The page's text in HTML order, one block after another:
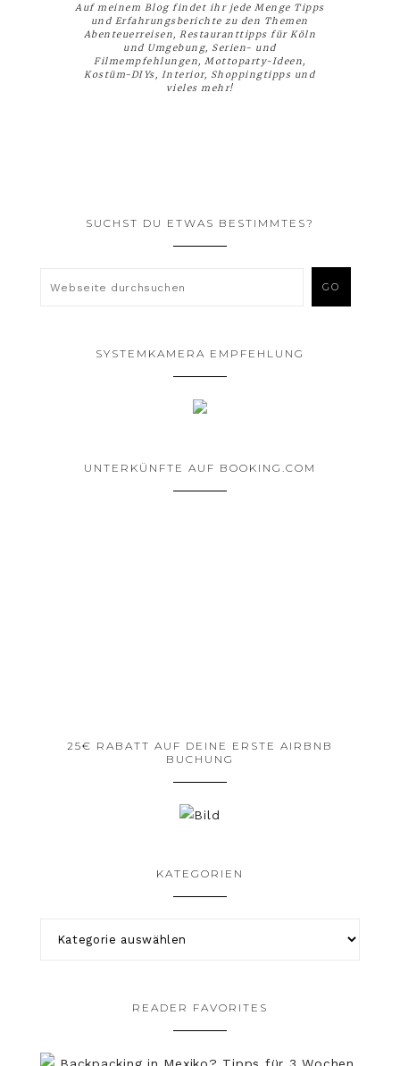
Auf meinem Blog findet ihr jede Menge Tipps
und Erfahrungsberichte zu den Themen
Abenteuerreisen, Restauranttipps für Köln
und Umgebung, Serien- und
Filmempfehlungen, Mottoparty-Ideen,
Kostüm-DIYs, Interior, Shoppingtipps und
vieles mehr!
SUCHST DU ETWAS BESTIMMTES?
SYSTEMKAMERA EMPFEHLUNG
UNTERKÜNFTE AUF BOOKING.COM
25€ RABATT AUF DEINE ERSTE AIRBNB
BUCHUNG
KATEGORIEN
READER FAVORITES